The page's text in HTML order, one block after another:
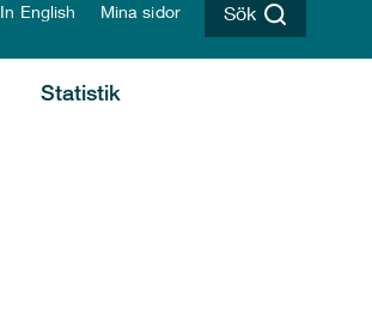
In English Mina sidor Sök
Statistik